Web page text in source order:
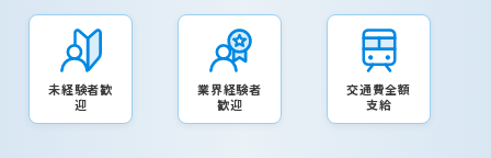
未経験者歓
迎
業界経験者
歓迎
交通費全額
支給